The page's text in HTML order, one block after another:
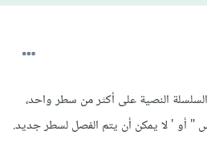
النصية على أكثر من سطر واحد،
" أو ' لا يمكن أن يتم الفصل لسطر جديد.